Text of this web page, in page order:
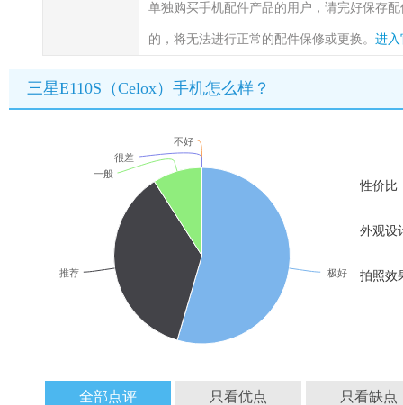
单独购买手机配件产品的用户，请完好保存
的，将无法进行正常的配件保修或更换。 进入
三星E110S（Celox）手机怎么样？
极好
推荐
一般
不好
很差
性价比
外观设
拍照效
全部点评 只看优点 只看缺点